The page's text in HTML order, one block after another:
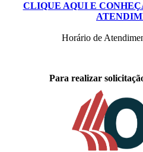
CLIQUE AQUI E
Horário de
Para realizar